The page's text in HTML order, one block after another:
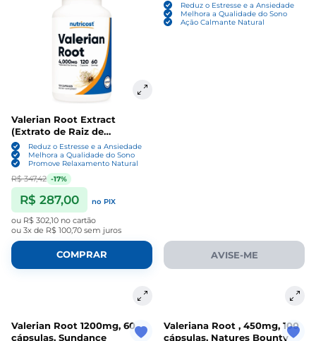
Valerian Root Extract
(Extrato de Raiz de
Valeriana) , 4000mg, 120
Cápsulas, Nutricost
Reduz o Estresse e a Ansiedade
Melhora a Qualidade do Sono
Promove Relaxamento Natural
R$ 347,42 -17%
R$ 287,00 no PIX
ou R$ 302,10 no cartão
ou 3x de R$ 100,70 sem juros
COMPRAR
Reduz o Estresse e a Ansiedade
Melhora a Qualidade do Sono
Ação Calmante Natural
AVISE-ME
Valerian Root 1200mg, 60
cápsulas, Sundance
Valeriana Root , 450mg, 100
cápsulas, Natures Bounty